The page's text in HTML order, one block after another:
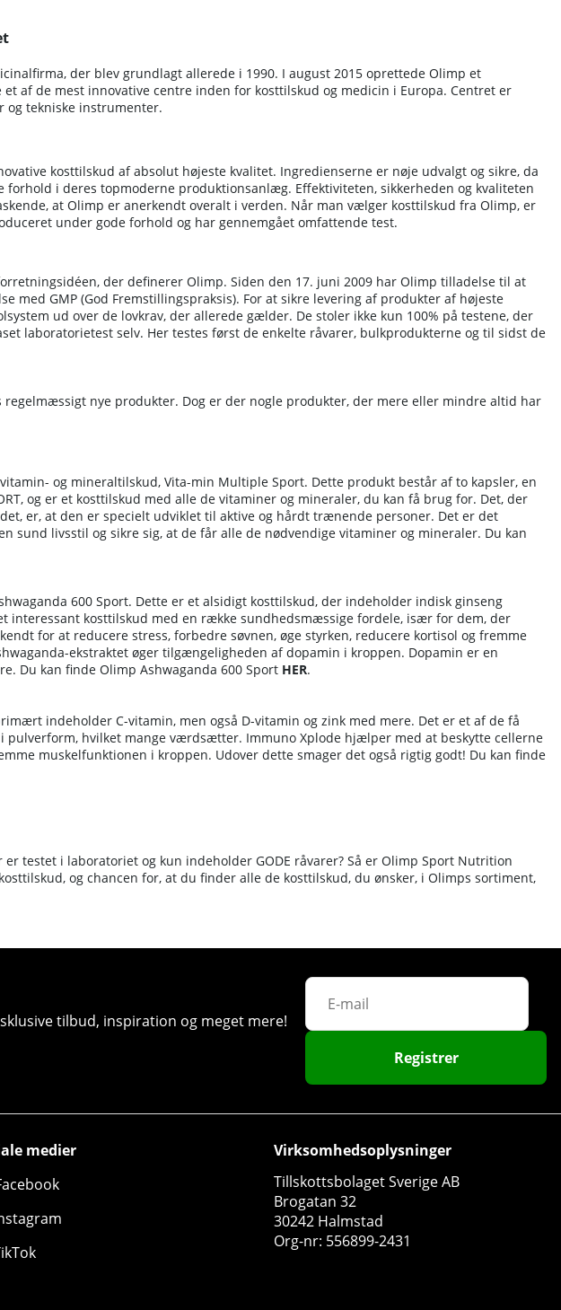
der blev grundlagt allerede i 1990. I august 2015 oprettede Olimp et
af de mest innovative centre inden for kosttilskud og medicin i Europa. Centret er
og tekniske instrumenter.
kosttilskud af absolut højeste kvalitet. Ingredienserne er nøje udvalgt og sikre, da
i deres topmoderne produktionsanlæg. Effektiviteten, sikkerheden og kvaliteten
at Olimp er anerkendt overalt i verden. Når man vælger kosttilskud fra Olimp, er
under gode forhold og har gennemgået omfattende test.
der definerer Olimp. Siden den 17. juni 2009 har Olimp tilladelse til at
med GMP (God Fremstillingspraksis). For at sikre levering af produkter af højeste
ud over de lovkrav, der allerede gælder. De stoler ikke kun 100% på testene, der
laboratorietest selv. Her testes først de enkelte råvarer, bulkprodukterne og til sidst de
nye produkter. Dog er der nogle produkter, der mere eller mindre altid har
og mineraltilskud, Vita-min Multiple Sport. Dette produkt består af to kapsler, en
og er et kosttilskud med alle de vitaminer og mineraler, du kan få brug for. Det, der
er, at den er specielt udviklet til aktive og hårdt trænende personer. Det er det
sund livsstil og sikre sig, at de får alle de nødvendige vitaminer og mineraler. Du kan
600 Sport. Dette er et alsidigt kosttilskud, der indeholder indisk ginseng
interessant kosttilskud med en række sundhedsmæssige fordele, især for dem, der
for at reducere stress, forbedre søvnen, øge styrken, reducere kortisol og fremme
ekstraktet øger tilgængeligheden af dopamin i kroppen. Dopamin er en
Du kan finde Olimp Ashwaganda 600 Sport HER.
indeholder C-vitamin, men også D-vitamin og zink med mere. Det er et af de få
pulverform, hvilket mange værdsætter. Immuno Xplode hjælper med at beskytte cellerne
muskelfunktionen i kroppen. Udover dette smager det også rigtig godt! Du kan finde
testet i laboratoriet og kun indeholder GODE råvarer? Så er Olimp Sport Nutrition
og chancen for, at du finder alle de kosttilskud, du ønsker, i Olimps sortiment,
tilbud, inspiration og meget mere!
Registrer
medier
Virksomhedsoplysninger
Tillskottsbolaget Sverige AB
Brogatan 32
30242 Halmstad
Org-nr: 556899-2431